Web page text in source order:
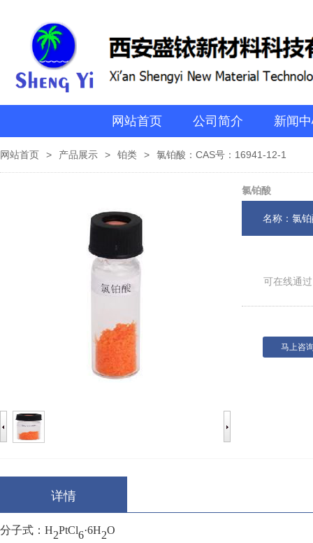
网站首页 公司简介 新闻
网站首页 > 产品展示 > 铂类 > 氯铂酸：CAS号：16941-12-1
氯铂酸
名称：氯
可在线通
马上咨
详情
分子式： H2PtCl6·6H2O